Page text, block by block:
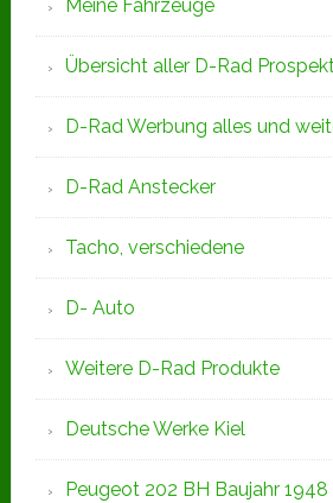
Meine Fahrzeuge
Übersicht aller D-Rad
D-Rad Werbung alles und
D-Rad Anstecker
Tacho, verschiedene
D- Auto
Weitere D-Rad Produkte
Deutsche Werke Kiel
Peugeot 202 BH Baujahr 1948